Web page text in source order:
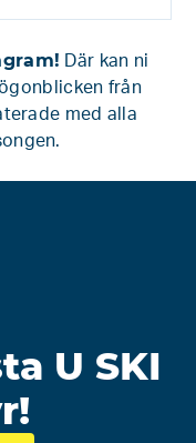
Där kan ni
från
med alla
U SKI